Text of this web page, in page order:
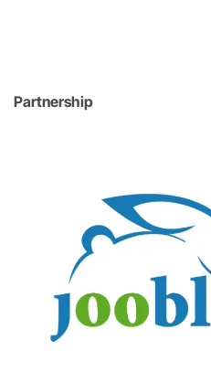
Partnership